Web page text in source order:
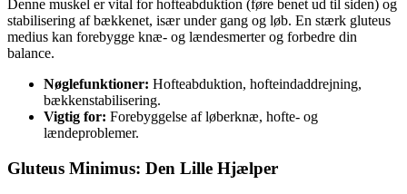
Denne muskel er vital for hofteabduktion (føre benet ud til siden) og
stabilisering af bækkenet, især under gang og løb. En stærk gluteus
medius kan forebygge knæ- og lændesmerter og forbedre din
balance.
Nøglefunktioner: Hofteabduktion, hofteindaddrejning,
bækkenstabilisering.
Vigtig for: Forebyggelse af løberknæ, hofte- og
lændeproblemer.
Gluteus Minimus: Den Lille Hjælper